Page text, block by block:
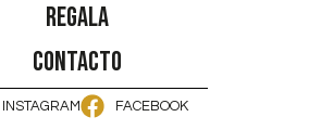
Regala
Contacto
INSTAGRAM FACEBOOK